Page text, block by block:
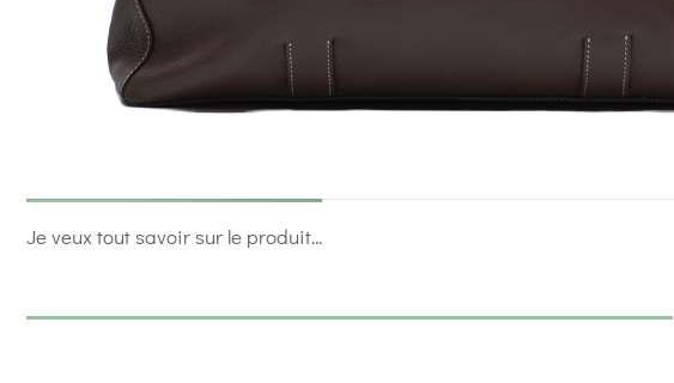
Je veux tout savoir sur le produit...